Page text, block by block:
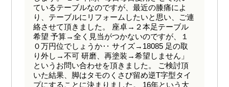
ているテーブルなのですが、最近の膝痛によ
り、テーブルにリフォームしたいと思い、ご連
絡させて頂きました。 座卓→２本足テーブル
希望 予算→全く見当がつかないのですが、１
０万円位でしょうか‥ サイズ→18085 足の取
り外し→不可 研磨、再塗装→希望しません」
というお問い合わせを頂きました。 ご検討頂
いた結果、脚はタモのくさび留め逆T字型タイ
プにすることに決まりました。 16年という大